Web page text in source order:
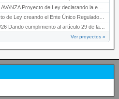
de Ley declarando la esencialidad del servicio educativ…
el Ente Único Regulador de servicios públicos de la …
cumplimiento al artículo 29 de la Ley provincial N° 1399…
Ver proyectos »